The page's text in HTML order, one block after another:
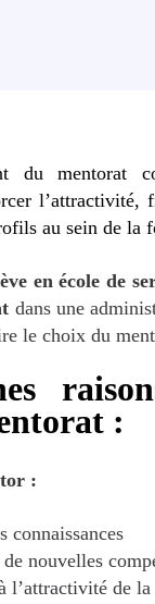
du mentorat
l’attractivité,
au sein de la
en école de
dans une
le choix du
:
:
connaissances
nouvelles
l’attractivité de